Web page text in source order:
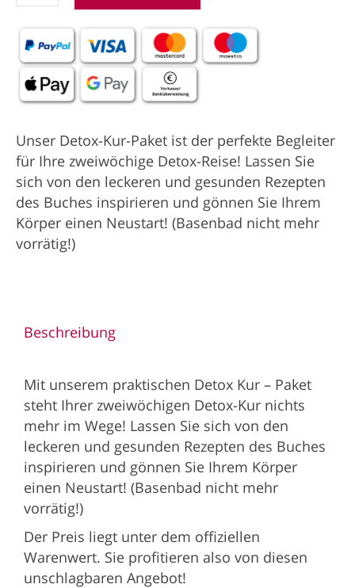
Unser Detox-Kur-Paket ist der perfekte Begleiter
für Ihre zweiwöchige Detox-Reise! Lassen Sie
sich von den leckeren und gesunden Rezepten
des Buches inspirieren und gönnen Sie Ihrem
Körper einen Neustart! (Basenbad nicht mehr
vorrätig!)
Beschreibung
Mit unserem praktischen Detox Kur – Paket
steht Ihrer zweiwöchigen Detox-Kur nichts
mehr im Wege! Lassen Sie sich von den
leckeren und gesunden Rezepten des Buches
inspirieren und gönnen Sie Ihrem Körper
einen Neustart! (Basenbad nicht mehr
vorrätig!)
Der Preis liegt unter dem offiziellen
Warenwert. Sie profitieren also von diesen
unschlagbaren Angebot!